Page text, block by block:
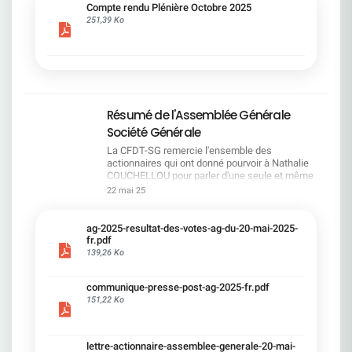
cadre du dialogue social.Bonne lecture !
Compte rendu Plénière Octobre 2025
251,39 Ko
Résumé de l'Assemblée Générale
Société Générale
La CFDT-SG remercie l'ensemble des
actionnaires qui ont donné pourvoir à Nathalie
COUCHELLOU pour parler d'une seule et même
voix.L'assemblée Générale s'est ouverte avec 4
souligné la forte amélioration en 2024 de tous les
facteurs financiers et le premier trimestre 2025
encourageant.Le Directeur Général, Slawomir
solide. Etre une banque simple et intégrée. Etre
une banque efficace. Etre une banque rentable. Le
22 mai 25
ag-2025-resultat-des-votes-ag-du-20-mai-2025-
fr.pdf
139,26 Ko
communique-presse-post-ag-2025-fr.pdf
151,22 Ko
lettre-actionnaire-assemblee-generale-20-mai-